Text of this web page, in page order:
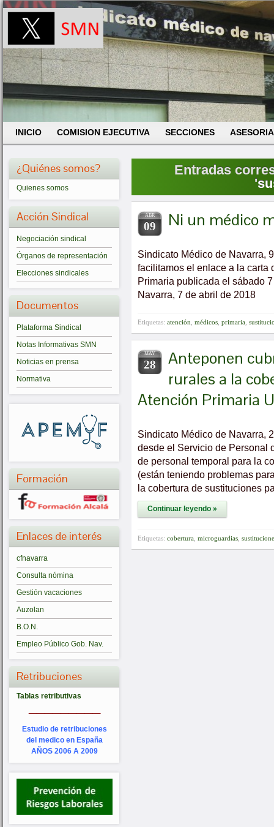
INICIO COMISION EJECUTIVA SECCIONES
¿Quiénes somos?
Quienes somos
Acción Sindical
Negociación sindical
Órganos de representación
Elecciones sindicales
Documentos
Plataforma Sindical
Notas Informativas SMN
Noticias en prensa
Normativa
Formación
Enlaces de interés
cfnavarra
Consulta nómina
Gestión vacaciones
Auzolan
B.O.N.
Empleo Público Gob. Nav.
Retribuciones
Tablas retributivas
Estudio de retribuciones
del medico en España
AÑOS 2006 A 2009
Entradas
'
ABR
09 Ni un médico
Sindicato Médico de Navarra,
facilitamos el enlace a la carta
Primaria publicada el sábado
Navarra, 7 de abril de 2018
Etiquetas: atención médicos primaria
MAY
28
Anteponen
rurales a la
Atención Primaria
Sindicato Médico de Navarra,
desde el Servicio de Personal
de personal temporal para la
(están teniendo problemas
la cobertura de sustituciones
Continuar leyendo »
Etiquetas: cobertura microguardias